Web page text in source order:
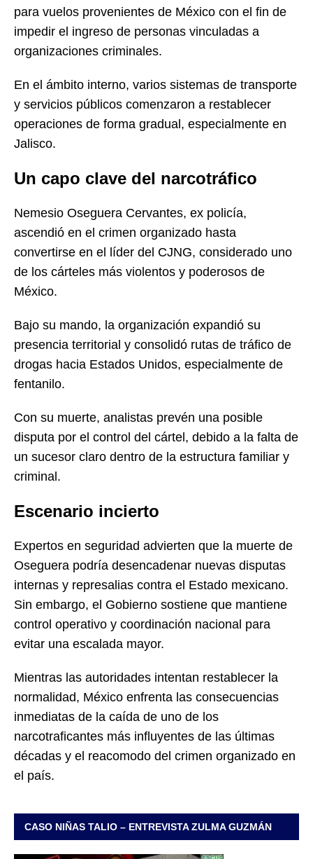
para vuelos provenientes de México con el fin de
impedir el ingreso de personas vinculadas a
organizaciones criminales.
En el ámbito interno, varios sistemas de transporte
y servicios públicos comenzaron a restablecer
operaciones de forma gradual, especialmente en
Jalisco.
Un capo clave del narcotráfico
Nemesio Oseguera Cervantes, ex policía,
ascendió en el crimen organizado hasta
convertirse en el líder del CJNG, considerado uno
de los cárteles más violentos y poderosos de
México.
Bajo su mando, la organización expandió su
presencia territorial y consolidó rutas de tráfico de
drogas hacia Estados Unidos, especialmente de
fentanilo.
Con su muerte, analistas prevén una posible
disputa por el control del cártel, debido a la falta de
un sucesor claro dentro de la estructura familiar y
criminal.
Escenario incierto
Expertos en seguridad advierten que la muerte de
Oseguera podría desencadenar nuevas disputas
internas y represalias contra el Estado mexicano.
Sin embargo, el Gobierno sostiene que mantiene
control operativo y coordinación nacional para
evitar una escalada mayor.
Mientras las autoridades intentan restablecer la
normalidad, México enfrenta las consecuencias
inmediatas de la caída de uno de los
narcotraficantes más influyentes de las últimas
décadas y el reacomodo del crimen organizado en
el país.
CASO NIÑAS TALIO – ENTREVISTA ZULMA GUZMÁN